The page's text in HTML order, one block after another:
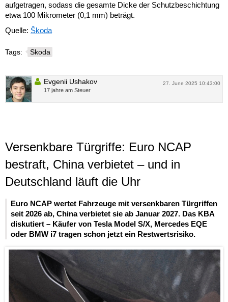
aufgetragen, sodass die gesamte Dicke der Schutzbeschichtung
etwa 100 Mikrometer (0,1 mm) beträgt.
Quelle: Škoda
Tags: Skoda
27. June 2025 10:43:00
Evgenii Ushakov
17 jahre am Steuer
Versenkbare Türgriffe: Euro NCAP
bestraft, China verbietet – und in
Deutschland läuft die Uhr
Euro NCAP wertet Fahrzeuge mit versenkbaren Türgriffen
seit 2026 ab, China verbietet sie ab Januar 2027. Das KBA
diskutiert – Käufer von Tesla Model S/X, Mercedes EQE
oder BMW i7 tragen schon jetzt ein Restwertsrisiko.